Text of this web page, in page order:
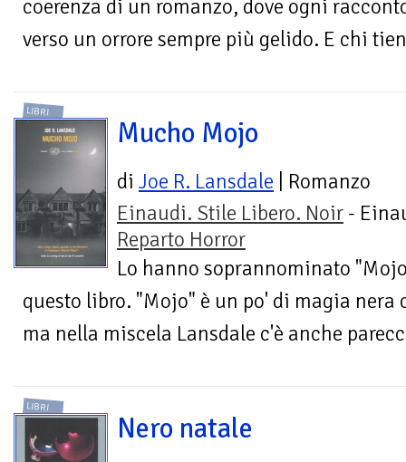
coerenza di un romanzo, dove ogni
verso un orrore sempre più gelido. E chi
LIBRI
Mucho Mojo
di Joe R. Lansdale | Romanzo
Einaudi. Stile Libero. Noir -
Reparto Horror
Lo hanno soprannominato
questo libro. "Mojo" è un po' di magia nera
ma nella miscela Lansdale c'è anche
LIBRI
Nero natale